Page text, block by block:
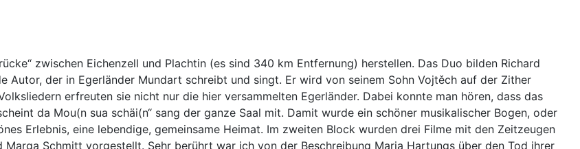
zwischen Eichenzell und Plachtin (es sind 340 km Entfernung) herstellen. Das Duo bilden Richard
Autor, der in Egerländer Mundart schreibt und singt. Er wird von seinem Sohn Vojtěch auf der Zither
erfreuten sie nicht nur die hier versammelten Egerländer. Dabei konnte man hören, dass das
da Mou(n sua schäi(n“ sang der ganze Saal mit. Damit wurde ein schöner musikalischer Bogen, oder
Erlebnis, eine lebendige, gemeinsame Heimat. Im zweiten Block wurden drei Filme mit den Zeitzeugen
Schmitt vorgestellt. Sehr berührt war ich von der Beschreibung Maria Hartungs über den Tod ihrer